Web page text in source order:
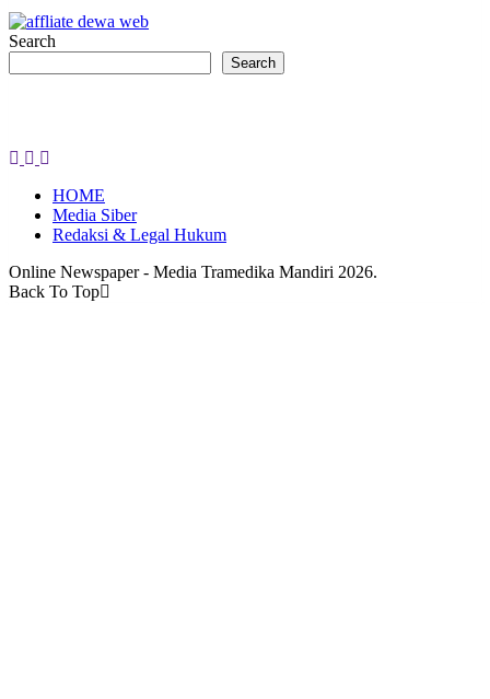
Search
Search
HOME
Media Siber
Redaksi & Legal Hukum
Online Newspaper - Media Tramedika Mandiri 2026.
Back To Top